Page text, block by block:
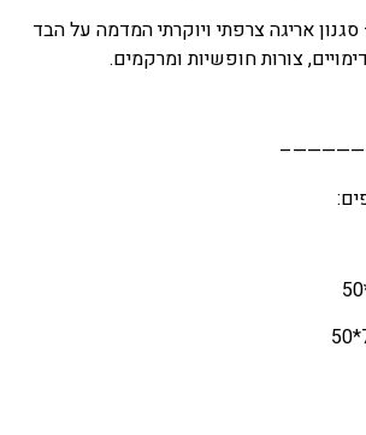
אריגה צרפתי ויוקרתי המדמה על הבד
צורות חופשיות ומרקמים.